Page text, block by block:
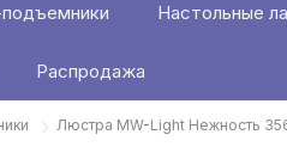
Настольные
Распродажа
Люстра MW-Light Нежность